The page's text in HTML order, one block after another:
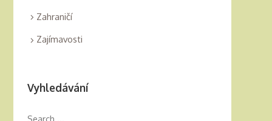
Zahraničí
Zajímavosti
Vyhledávání